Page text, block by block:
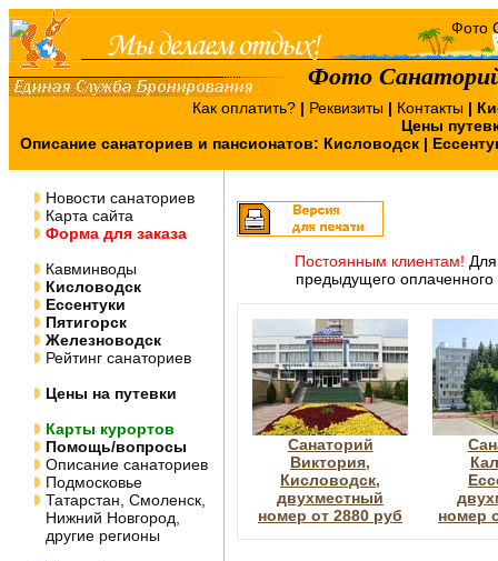
Фото
Как оплатить? | Реквизиты | Контакты |
Цены
Описание санаториев и пансионатов: Кисловодск |
Новости санаториев
Карта сайта
Форма для заказа
Кавминводы
Кисловодск
Ессентуки
Пятигорск
Железноводск
Рейтинг санаториев
Цены на путевки
Карты курортов
Помощь/вопросы
Описание санаториев
Подмосковье
Татарстан, Смоленск,
Нижний Новгород,
другие регионы
Постоянным клиентам!
предыдущего оплаченного
Санаторий
Виктория,
Кисловодск,
двухместный
номер от 2880 руб
номер